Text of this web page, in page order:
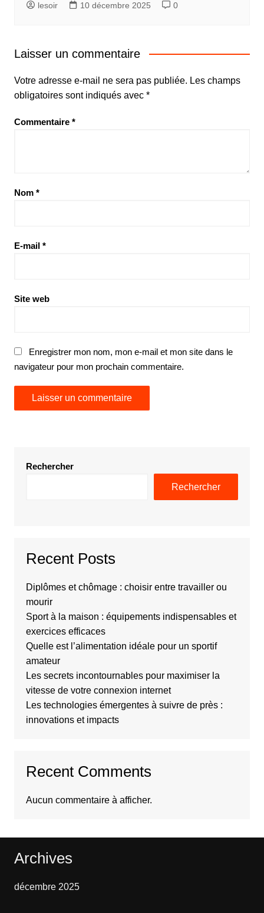
lesoir 10 décembre 2025 0
Laisser un commentaire
Votre adresse e-mail ne sera pas publiée. Les champs
obligatoires sont indiqués avec *
Commentaire *
Nom *
E-mail *
Site web
Enregistrer mon nom, mon e-mail et mon site dans le
navigateur pour mon prochain commentaire.
Rechercher
Rechercher
Recent Posts
Diplômes et chômage : choisir entre travailler ou
mourir
Sport à la maison : équipements indispensables et
exercices efficaces
Quelle est l’alimentation idéale pour un sportif
amateur
Les secrets incontournables pour maximiser la
vitesse de votre connexion internet
Les technologies émergentes à suivre de près :
innovations et impacts
Recent Comments
Aucun commentaire à afficher.
Archives
décembre 2025